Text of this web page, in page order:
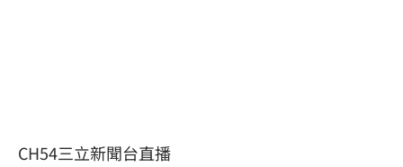
CH54三立新聞台直播